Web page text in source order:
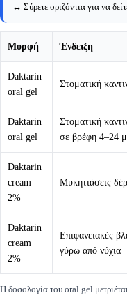
↔️ Σύρετε οριζόντια για να
Μορφή Ένδειξη
Daktarin
oral gel
Στοματική
Daktarin
oral gel
Στοματική
σε βρέφη 4–24
Daktarin
cream
2%
Μυκητιάσεις
Daktarin
cream
2%
Επιφανειακές
γύρω από νύχια
Η δοσολογία του oral gel